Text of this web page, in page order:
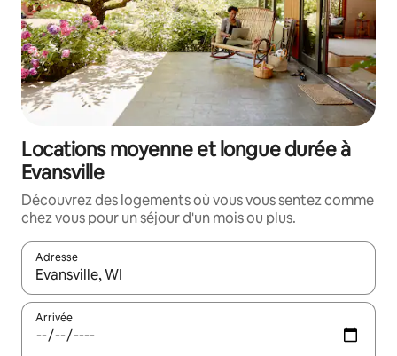
Locations moyenne et longue durée à
Evansville
Découvrez des logements où vous vous sentez comme
chez vous pour un séjour d'un mois ou plus.
Adresse
Lorsque les résultats s'affichent, utilisez les flèches vers le
Arrivée